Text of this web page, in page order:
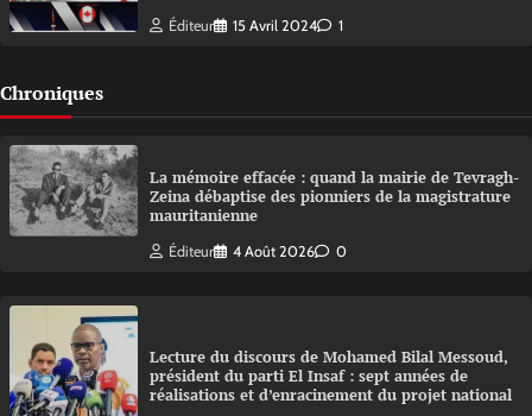
Éditeur 15 Avril 2024 1
Chroniques
La mémoire effacée : quand la mairie de Tevragh-
Zeina débaptise des pionniers de la magistrature
mauritanienne
Éditeur 4 Août 2026 0
Lecture du discours de Mohamed Bilal Messoud,
président du parti El Insaf : sept années de
réalisations et d’enracinement du projet national